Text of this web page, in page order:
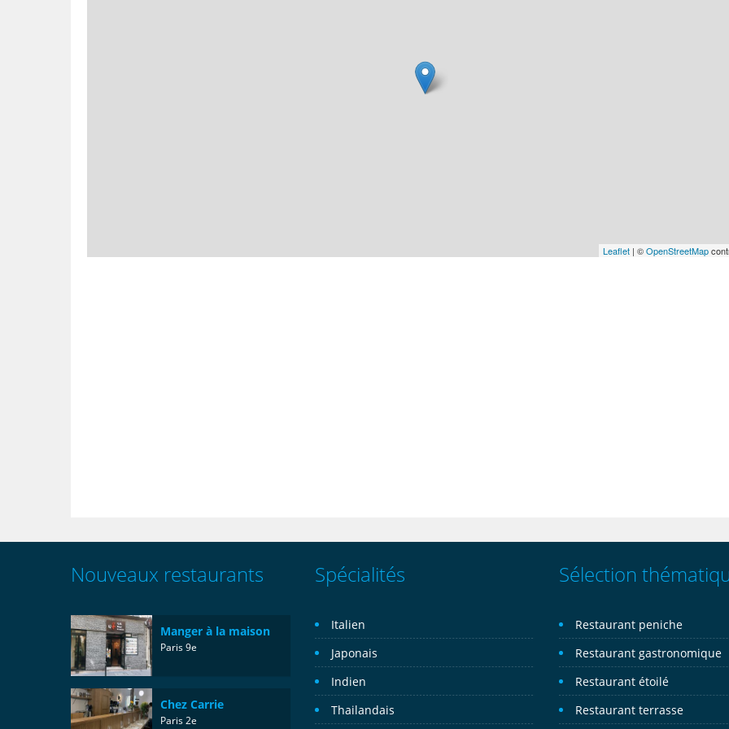
Leaflet | ©OpenStreetMap
Nouveaux restaurants
Manger à la maison
Paris 9e
Chez Carrie
Paris 2e
Spécialités
Italien
Japonais
Indien
Thailandais
Sélection
Restaurant peniche
Restaurant gastronomique
Restaurant étoilé
Restaurant terrasse